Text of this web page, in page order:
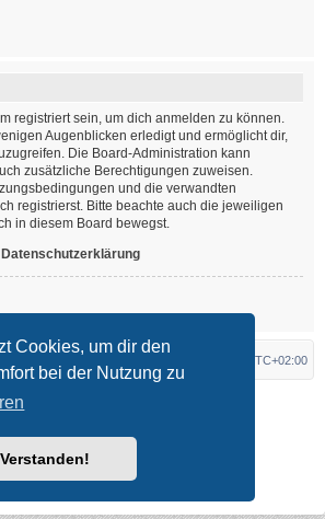
Cookies, um dir den
bei der Nutzung zu
Verstanden!
registriert sein, um dich anmelden zu können.
Augenblicken erledigt und ermöglicht dir,
Die Board-Administration kann
zusätzliche Berechtigungen zuweisen.
und die verwandten
registrierst. Bitte beachte auch die jeweiligen
in diesem Board bewegst.
Datenschutzerklärung
UTC+02:00
*Original Author:
Updated to 3.3.x by
® Forum Software © phpBB Limited
Übersetzung durch
|Nutzungsbedingungen